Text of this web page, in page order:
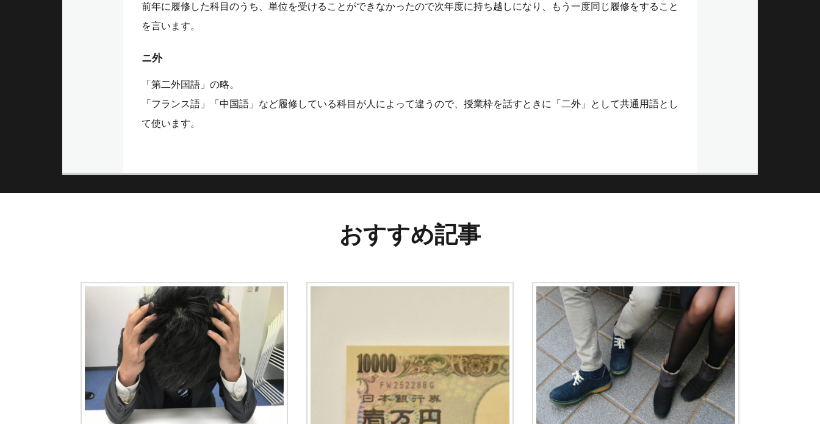
前年に履修した科目のうち、単位を受けることができなかったので次年度に持ち越しになり、もう一度同じ履修をすること
を言います。
ニ外
「第二外国語」の略。
「フランス語」「中国語」など履修している科目が人によって違うので、授業枠を話すときに「二外」として共通用語とし
て使います。
おすすめ記事